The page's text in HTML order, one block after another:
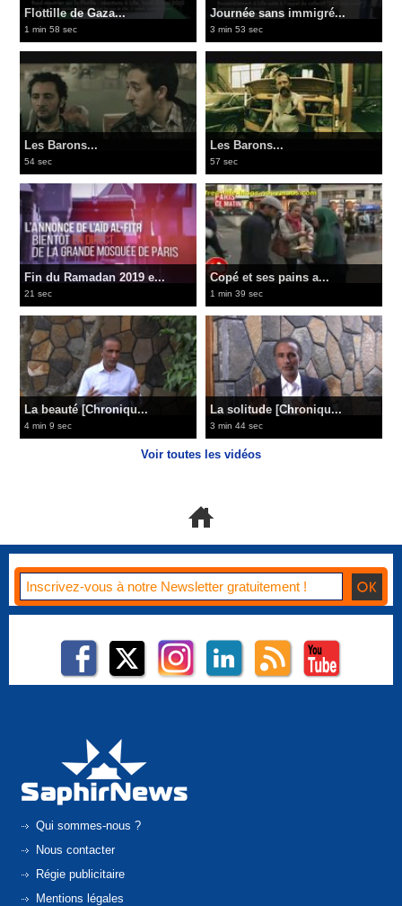
Flottille de Gaza...
1 min 58 sec
Journée sans immigré...
3 min 53 sec
Les Barons...
54 sec
Les Barons...
57 sec
Fin du Ramadan 2019 e...
21 sec
Copé et ses pains a...
1 min 39 sec
La beauté [Chroniqu...
4 min 9 sec
La solitude [Chroniqu...
3 min 44 sec
Voir toutes les vidéos
Qui sommes-nous ?
Nous contacter
Régie publicitaire
Mentions légales